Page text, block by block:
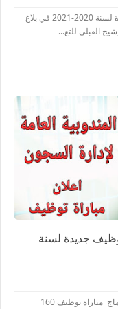
اعلان هام: فتح باب الترشيح لمباريات توظيف الأساتذة لسنة 2020-2021 في بلاغ
جديدة لسنة
اعلان هام: المندوبية العامة لإدارة السجون وإعادة الادماج مباراة توظيف 160